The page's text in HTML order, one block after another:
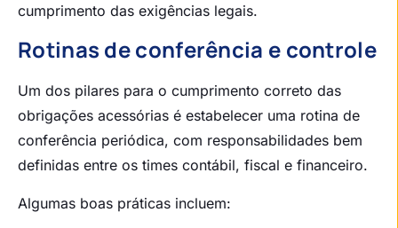
cumprimento das exigências legais.
Rotinas de conferência e controle
Um dos pilares para o cumprimento correto das
obrigações acessórias é estabelecer uma rotina de
conferência periódica, com responsabilidades bem
definidas entre os times contábil, fiscal e financeiro.
Algumas boas práticas incluem: